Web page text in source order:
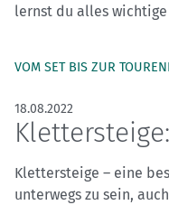
lernst du alles
VOM SET BIS ZUR
18.08.2022
Klettersteige – eine
unterwegs zu sein,